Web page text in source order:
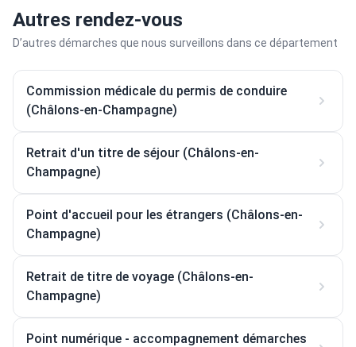
Autres rendez-vous
D’autres démarches que nous surveillons dans ce département
Commission médicale du permis de conduire
(Châlons-en-Champagne)
Retrait d'un titre de séjour (Châlons-en-
Champagne)
Point d'accueil pour les étrangers (Châlons-en-
Champagne)
Retrait de titre de voyage (Châlons-en-
Champagne)
Point numérique - accompagnement démarches